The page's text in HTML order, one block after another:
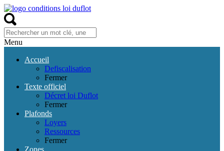
Menu
Accueil
Defiscalisation
Fermer
Texte officiel
Décret loi Duflot
Fermer
Plafonds
Loyers
Ressources
Fermer
Zones